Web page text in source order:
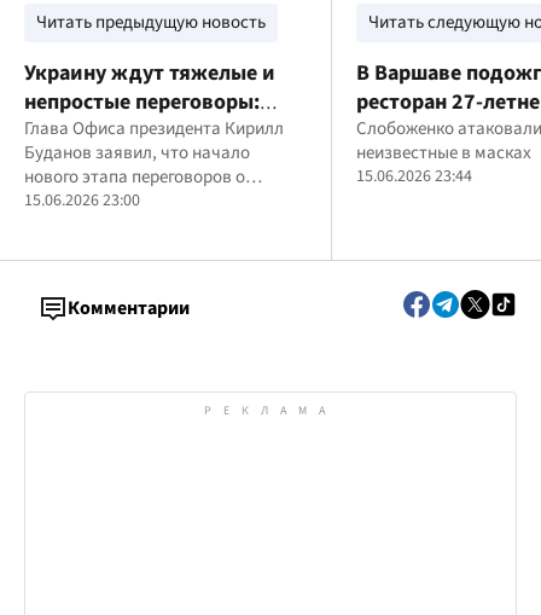
Читать предыдущую новость
Украину ждут тяжелые и
непростые переговоры:
Буданов анонсировал
изменения в рамках
вступления в ЕС
Глава Офиса президента Кирилл
Буданов заявил, что начало
нового этапа переговоров о
вступлении Украины в
15.06.2026 23:00
Читать следующую
В Варшаве
ресторан 27-
миллионера
опубликовано
Слобоженко атаковали
неизвестные в масках
15.06.2026 23:44
Комментарии